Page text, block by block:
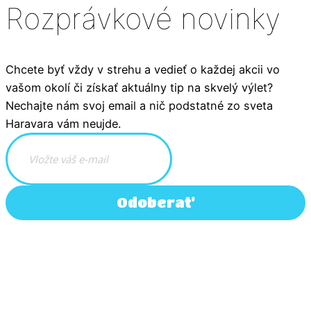
Rozprávkové novinky
Chcete byť vždy v strehu a vedieť o každej akcii vo
vašom okolí či získať aktuálny tip na skvelý výlet?
Nechajte nám svoj email a nič podstatné zo sveta
Haravara vám neujde.
Odoberať